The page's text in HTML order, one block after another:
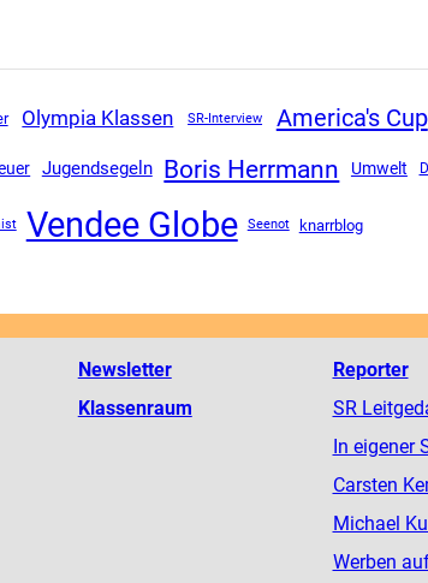
Olympia Klassen SR-Interview America's Cup
Jugendsegeln Boris Herrmann Umwelt
Vendee Globe Seenot knarrblog
Newsletter
Klassenraum
Reporter
SR
In eigener
Carsten
Michael
Werben